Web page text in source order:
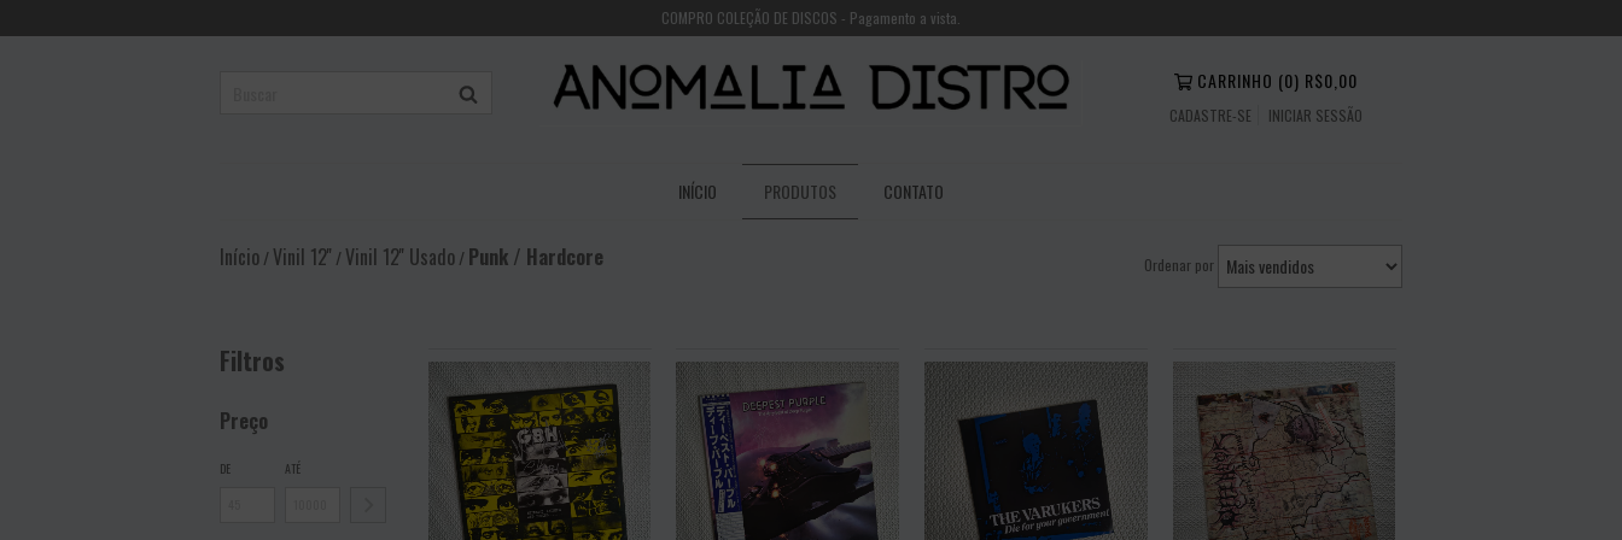
COMPRO COLEÇÃO DE DISCOS - Pagamento a vista.
CARRINHO (0) R$0,00
CADASTRE-SE INICIAR SESSÃO
INÍCIO PRODUTOS CONTATO
Início/Vinil 12'' /Vinil 12'' Usado/Punk / Hardcore Ordenar por
Filtros
Preço
DE ATÉ